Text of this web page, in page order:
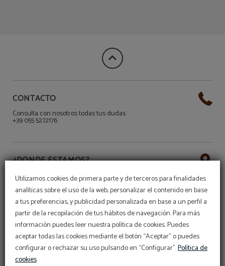
Utilizamos cookies de primera parte y de terceros para finalidades
analíticas sobre el uso de la web, personalizar el contenido en base
a tus preferencias, y publicidad personalizada en base a un perfil a
partir de la recopilación de tus hábitos de navegación. Para más
información puedes leer nuestra política de cookies. Puedes
aceptar todas las cookies mediante el botón “Aceptar” o puedes
configurar o rechazar su uso pulsando en “Configurar”.Política de
cookies
CONTACTO
Consulta con nosotros todas tus dudas
+39 055 5272176
¿DÓNDE ESTAMOS?
¡Estamos en el corazón de Florencia!
Via dell'Oche, 11, 50122 Florencia FI, Italia
REDES SOCIALES